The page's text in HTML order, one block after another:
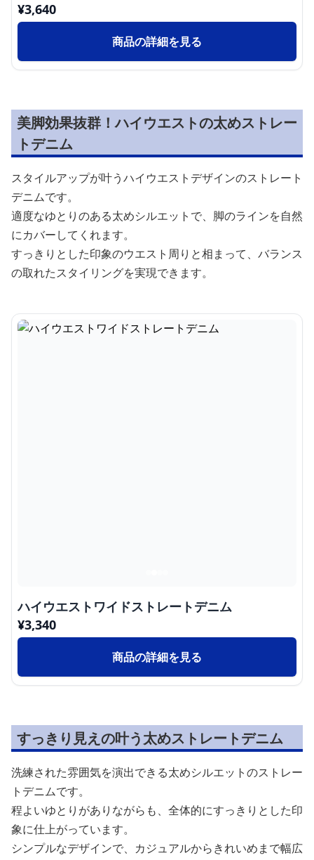
¥3,640
商品の詳細を見る
美脚効果抜群！ハイウエストの太めストレー
トデニム
スタイルアップが叶うハイウエストデザインのストレート
デニムです。
適度なゆとりのある太めシルエットで、脚のラインを自然
にカバーしてくれます。
すっきりとした印象のウエスト周りと相まって、バランス
の取れたスタイリングを実現できます。
ハイウエストワイドストレートデニム
¥3,340
商品の詳細を見る
すっきり見えの叶う太めストレートデニム
洗練された雰囲気を演出できる太めシルエットのストレー
トデニムです。
程よいゆとりがありながらも、全体的にすっきりとした印
象に仕上がっています。
シンプルなデザインで、カジュアルからきれいめまで幅広